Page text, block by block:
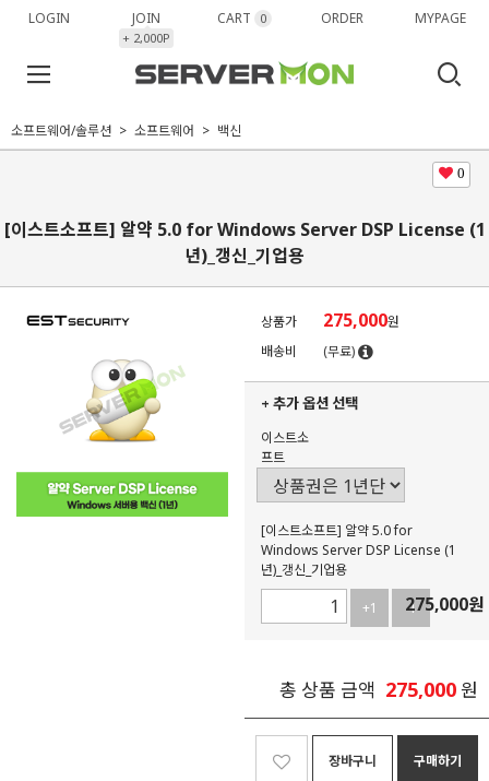
LOGIN JOIN
+ 2,000P
CART 0 ORDER MYPAGE
소프트웨어/솔루션 소프트웨어 백신
0
[이스트소프트] 알약 5.0 for Windows Server DSP License (1
년)_갱신_기업용
상품가 275,000원
배송비
(무료)
+ 추가 옵션 선택
이스트소
프트
[이스트소프트] 알약 5.0 for
Windows Server DSP License (1
년)_갱신_기업용
+1 -1
275,000원
총 상품 금액 275,000원
장바구니 구매하기